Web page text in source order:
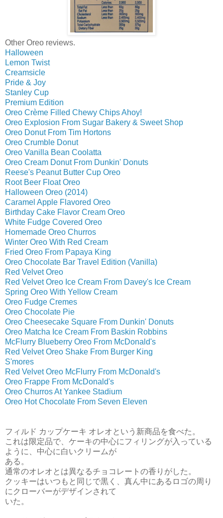
Other Oreo reviews.
Halloween
Lemon Twist
Creamsicle
Pride & Joy
Stanley Cup
Premium Edition
Oreo Crème Filled Chewy Chips Ahoy!
Oreo Explosion From Sugar Bakery & Sweet Shop
Oreo Donut From Tim Hortons
Oreo Crumble Donut
Oreo Vanilla Bean Coolatta
Oreo Cream Donut From Dunkin' Donuts
Reese's Peanut Butter Cup Oreo
Root Beer Float Oreo
Halloween Oreo (2014)
Caramel Apple Flavored Oreo
Birthday Cake Flavor Cream Oreo
White Fudge Covered Oreo
Homemade Oreo Churros
Winter Oreo With Red Cream
Fried Oreo From Papaya King
Oreo Chocolate Bar Travel Edition (Vanilla)
Red Velvet Oreo
Red Velvet Oreo Ice Cream From Davey's Ice Cream
Spring Oreo With Yellow Cream
Oreo Fudge Cremes
Oreo Chocolate Pie
Oreo Cheesecake Square From Dunkin' Donuts
Oreo Matcha Ice Cream From Baskin Robbins
McFlurry Blueberry Oreo From McDonald's
Red Velvet Oreo Shake From Burger King
S'mores
Red Velvet Oreo McFlurry From McDonald's
Oreo Frappe From McDonald's
Oreo Churros At Yankee Stadium
Oreo Hot Chocolate From Seven Eleven
フィルド カップケーキ オレオという新商品を食べた。
これは限定品で、ケーキの中心にフィリングが入っている
ように、中心に白いクリームが
ある。
通常のオレオとは異なるチョコレートの香りがした。
クッキーはいつもと同じで黒く、真ん中にあるロゴの周り
にクローバーがデザインされて
いた。